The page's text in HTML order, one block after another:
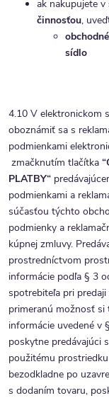
ak nakupujete v
činnosťou,
sídlo
4.10 V elektronickom
oboznámiť sa s
podmienkami
zmačknutím tlačítka
PLATBY“
podmienkami a
súčasťou týchto
podmienky a
kúpnej zmluvy.
prostredníctvom
informácie podľa § 3
spotrebiteľa pri
primeranú možnosť si
informácie uvedené v
poskytne predávajúci
použitému
bezodkladne po
s dodaním tovaru,